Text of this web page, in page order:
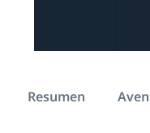
Resumen